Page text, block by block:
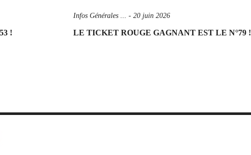
!
Infos Générales ... - 20 juin 2026
LE TICKET ROUGE GAGNANT EST LE N°79 !